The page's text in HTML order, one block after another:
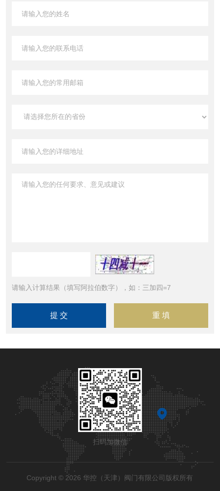
请输入计算结果（填写阿拉伯数字），如：三加四=7
扫码加微信
Copyright © 2026 华控（天津）阀门有限公司版权所有